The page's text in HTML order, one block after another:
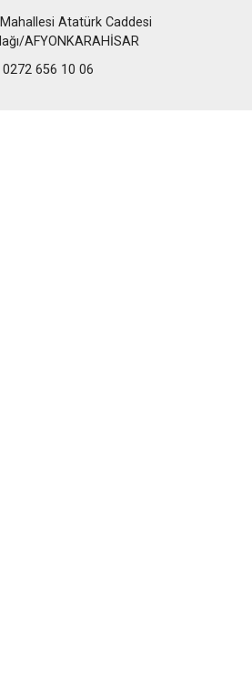
Atatürk Caddesi
AFYONKARAHİSAR
0272 656 10 06